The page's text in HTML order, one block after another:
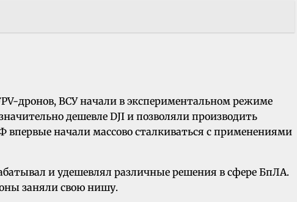
дронов, ВСУ начали в экспериментальном режиме
дешевле DJI и позволяли производить
начали массово сталкиваться с применениями
и удешевлял различные решения в сфере БпЛА.
заняли свою нишу.